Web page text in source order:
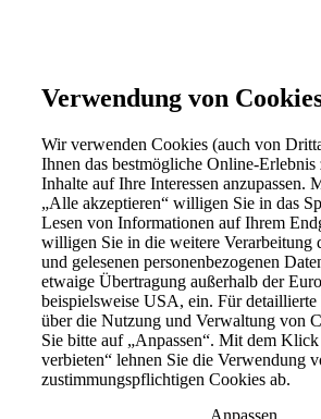
Verwendung von
Wir verwenden Cookies (auch von
Ihnen das bestmögliche Online-Erlebnis
Inhalte auf Ihre Interessen anzupassen.
„Alle akzeptieren“ willigen Sie in das
Lesen von Informationen auf Ihrem
willigen Sie in die weitere Verarbeitung
und gelesenen personenbezogenen
etwaige Übertragung außerhalb der
beispielsweise USA, ein. Für
über die Nutzung und Verwaltung von
Sie bitte auf „Anpassen“. Mit dem
verbieten“ lehnen Sie die Verwendung
zustimmungspflichtigen Cookies ab.
Anpassen